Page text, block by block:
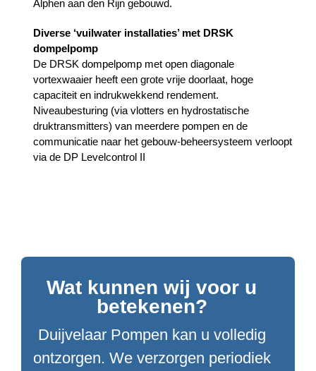
Alphen aan den Rijn gebouwd.
Diverse ‘vuilwater installaties’ met DRSK
dompelpomp
De DRSK dompelpomp met open diagonale
vortexwaaier heeft een grote vrije doorlaat, hoge
capaciteit en indrukwekkend rendement.
Niveaubesturing (via vlotters en hydrostatische
druktransmitters) van meerdere pompen en de
communicatie naar het gebouw-beheersysteem verloopt
via de DP Levelcontrol II
Wat kunnen wij voor u
betekenen?
Duijvelaar Pompen kan u volledig
ontzorgen. We verzorgen periodiek